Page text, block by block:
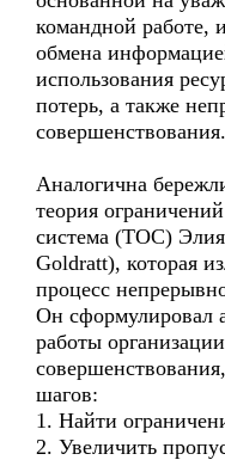
командной работе,
обмена
использования
потерь, а также
совершенствования.
Аналогична
теория
система (ТОС)
Goldratt), которая
процесс
Он сформулировал
работы
шагов:
1. Найти
2. Увеличить